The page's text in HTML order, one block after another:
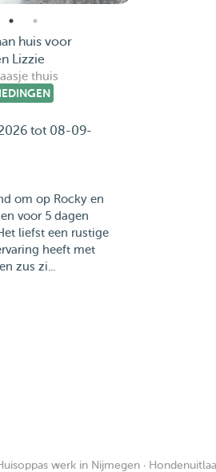
huis voor
Lizzie
thuis
tot 08-09-
om op Rocky en
voor 5 dagen
liefst een rustige
heeft met
zus zi...
werk in Nijmegen ·